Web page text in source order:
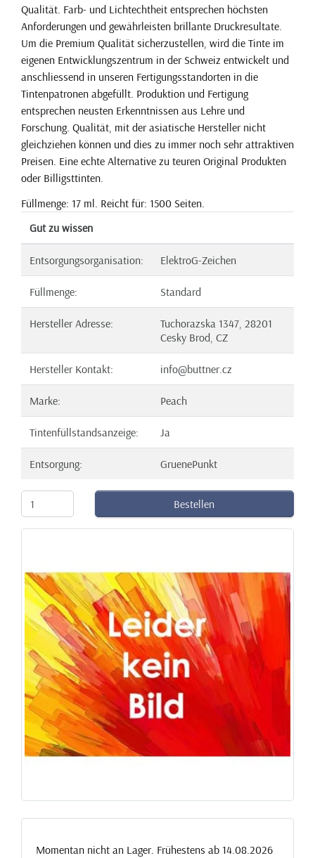
Qualität. Farb- und Lichtechtheit entsprechen höchsten
Anforderungen und gewährleisten brillante Druckresultate.
Um die Premium Qualität sicherzustellen, wird die Tinte im
eigenen Entwicklungszentrum in der Schweiz entwickelt und
anschliessend in unseren Fertigungsstandorten in die
Tintenpatronen abgefüllt. Produktion und Fertigung
entsprechen neusten Erkenntnissen aus Lehre und
Forschung. Qualität, mit der asiatische Hersteller nicht
gleichziehen können und dies zu immer noch sehr attraktiven
Preisen. Eine echte Alternative zu teuren Original Produkten
oder Billigsttinten.
Füllmenge: 17 ml. Reicht für: 1500 Seiten.
Gut zu wissen
Entsorgungsorganisation: ElektroG-Zeichen
Füllmenge: Standard
Hersteller Adresse:
Tuchorazska 1347, 28201
Cesky Brod, CZ
Hersteller Kontakt: info@buttner.cz
Marke: Peach
Tintenfüllstandsanzeige: Ja
Entsorgung: GruenePunkt
Bestellen
Momentan nicht an Lager. Frühestens ab 14.08.2026